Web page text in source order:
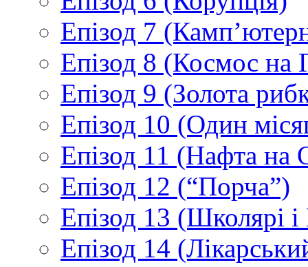
Епізод 7
Епізод 8 (Космос на
Епізод 9 (Золота
Епізод 10 (Один
Епізод 11 (Нафта на
Епізод 12 (“Порча”)
Епізод 13 (Школярі
Епізод 14